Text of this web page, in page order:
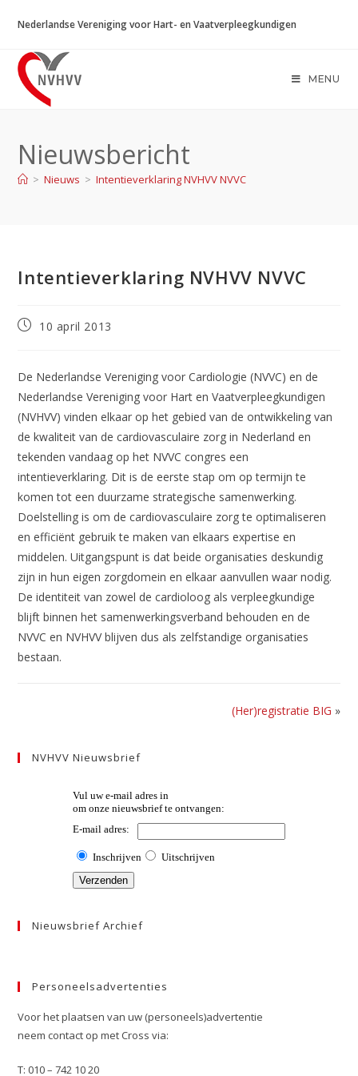
naar
inhoud
Nederlandse Vereniging voor Hart- en Vaatverpleegkundigen
MENU
Nieuwsbericht
> Nieuws > Intentieverklaring NVHVV NVVC
Intentieverklaring NVHVV NVVC
Bericht10 april 2013
De Nederlandse Vereniging voor Cardiologie (NVVC) en de
Nederlandse Vereniging voor Hart en Vaatverpleegkundigen
(NVHVV) vinden elkaar op het gebied van de ontwikkeling van
de kwaliteit van de cardiovasculaire zorg in Nederland en
tekenden vandaag op het NVVC congres een
intentieverklaring. Dit is de eerste stap om op termijn te
komen tot een duurzame strategische samenwerking.
Doelstelling is om de cardiovasculaire zorg te optimaliseren
en efficiënt gebruik te maken van elkaars expertise en
middelen. Uitgangspunt is dat beide organisaties deskundig
zijn in hun eigen zorgdomein en elkaar aanvullen waar nodig.
De identiteit van zowel de cardioloog als verpleegkundige
blijft binnen het samenwerkingsverband behouden en de
NVVC en NVHVV blijven dus als zelfstandige organisaties
bestaan.
(Her)registratie BIG »
NVHVV Nieuwsbrief
Nieuwsbrief Archief
Personeelsadvertenties
Voor het plaatsen van uw (personeels)advertentie
neem contact op met Cross via:
T: 010 – 742 10 20